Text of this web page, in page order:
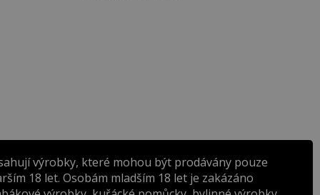
výrobky, které mohou být prodávány pouze
18 let. Osobám mladším 18 let je zakázáno